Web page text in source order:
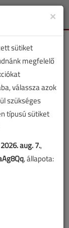
Toggle
II.
×
sütiket
megfelelő
válassza azok
szükséges
típusú sütiket
2026. aug. 7.,
, állapota: